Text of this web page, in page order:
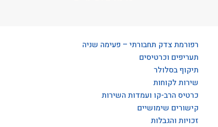
רפורמת צדק תחבורתי – פעימה שניה
תעריפים וכרטיסים
תיקוף בסלולר
שירות לקוחות
כרטיס הרב-קו ועמדות השירות
קישורים שימושיים
זכויות והגבלות